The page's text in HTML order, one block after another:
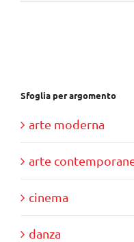
Sfoglia per argomento
arte moderna
arte
cinema
danza